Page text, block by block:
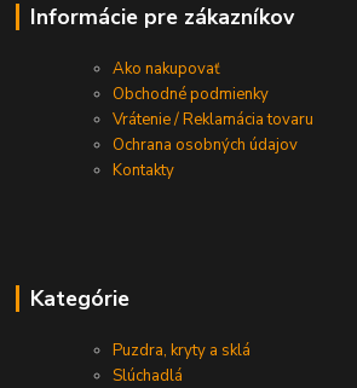
Informácie pre zákazníkov
Ako nakupovať
Obchodné podmienky
Vrátenie / Reklamácia tovaru
Ochrana osobných údajov
Kontakty
Kategórie
Puzdra, kryty a sklá
Slúchadlá